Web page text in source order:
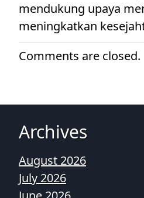
mendukung upaya
meningkatkan
Comments are closed.
Archives
August 2026
July 2026